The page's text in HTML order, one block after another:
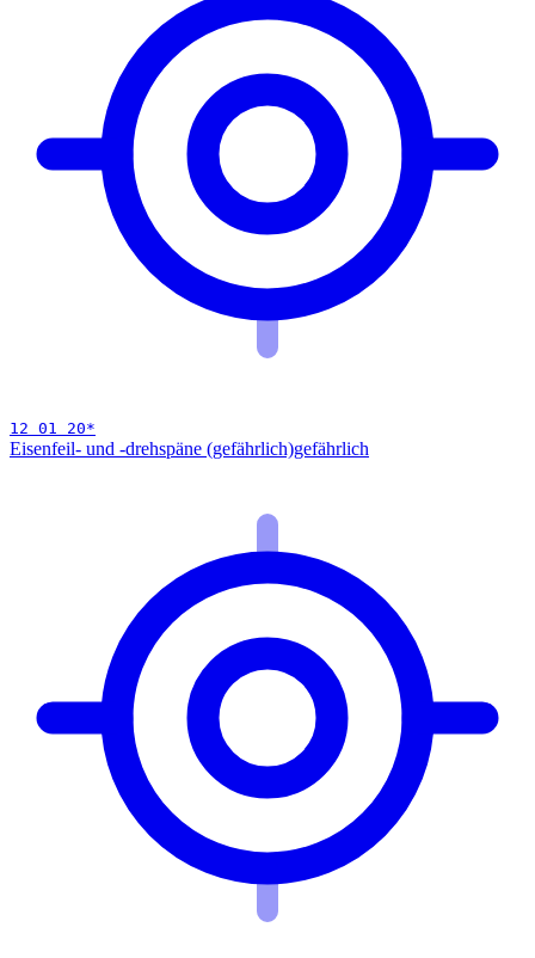
12 01 20*
Eisenfeil- und -drehspäne (gefährlich)gefährlich